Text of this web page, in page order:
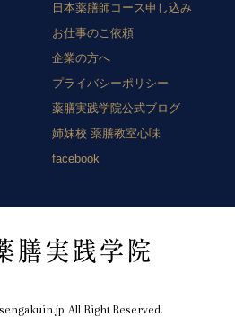
日本薬膳師コース申し込み
お仕事のご依頼
企業の方へ
プライバシーポリシー
薬膳実践学院公式ブログ
姉妹校 薬膳教室心味
facebook
All Right Reserved.